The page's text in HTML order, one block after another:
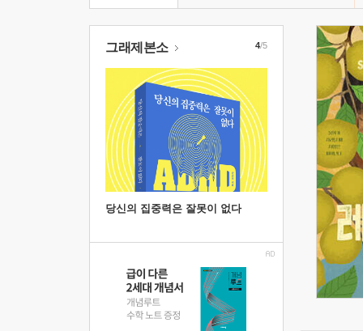
그래제본소
당신의 집중력은 잘못이 없다
4/5